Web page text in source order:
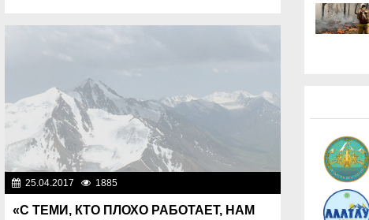
25.04.2017 1885
«С ТЕМИ, КТО ПЛОХО РАБОТАЕТ, НАМ
07.08
07.08
07.08